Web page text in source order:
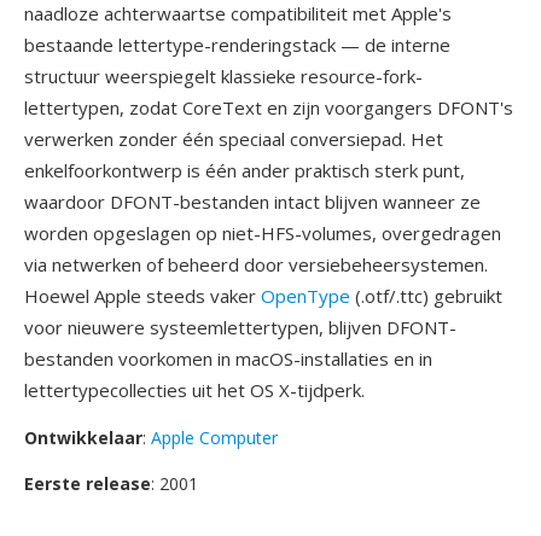
naadloze achterwaartse compatibiliteit met Apple's
bestaande lettertype-renderingstack — de interne
structuur weerspiegelt klassieke resource-fork-
lettertypen, zodat CoreText en zijn voorgangers DFONT's
verwerken zonder één speciaal conversiepad. Het
enkelfoorkontwerp is één ander praktisch sterk punt,
waardoor DFONT-bestanden intact blijven wanneer ze
worden opgeslagen op niet-HFS-volumes, overgedragen
via netwerken of beheerd door versiebeheersystemen.
Hoewel Apple steeds vaker OpenType (.otf/.ttc) gebruikt
voor nieuwere systeemlettertypen, blijven DFONT-
bestanden voorkomen in macOS-installaties en in
lettertypecollecties uit het OS X-tijdperk.
Ontwikkelaar: Apple Computer
Eerste release: 2001